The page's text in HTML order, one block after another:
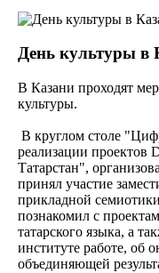
День культуры в
В Казани проходят
культуры.
В круглом столе
реализации проектов
Татарстан",
принял участие
прикладной
познакомил с
татарского языка, а
институте работе, об
объединяющей